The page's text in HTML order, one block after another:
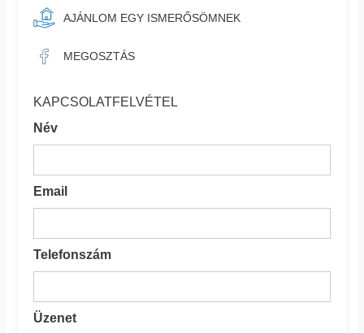
AJÁNLOM EGY ISMERŐSÖMNEK
MEGOSZTÁS
KAPCSOLATFELVÉTEL
Név
Email
Telefonszám
Üzenet